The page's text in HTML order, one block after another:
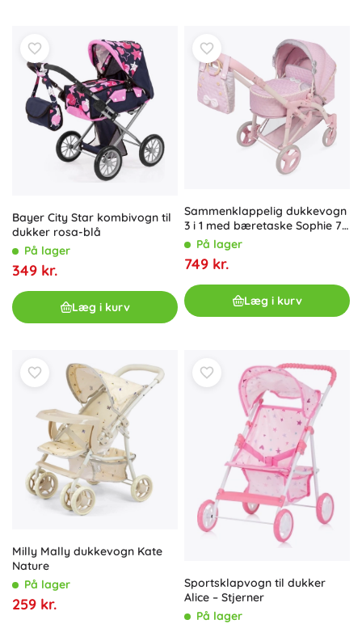
Bayer City Star kombivogn til
dukker rosa-blå
På lager
349 kr.
Læg i kurv
Sammenklappelig dukkevogn
3 i 1 med bæretaske Sophie 75
cmPå lager
749 kr.
Læg i kurv
Milly Mally dukkevogn Kate
Nature
På lager
259 kr.
Sportsklapvogn til dukker
Alice – Stjerner
På lager